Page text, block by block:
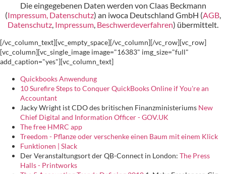
Die eingegebenen Daten werden von Claas Beckmann
(Impressum, Datenschutz) an iwoca Deutschland GmbH (AGB,
Datenschutz, Impressum, Beschwerdeverfahren) übermittelt.
[/vc_column_text][vc_empty_space][/vc_column][/vc_row][vc_row]
[vc_column][vc_single_image image="16383" img_size="full"
add_caption="yes"][vc_column_text]
Quickbooks Anwendung
10 Surefire Steps to Conquer QuickBooks Online if You're an
Accountant
Jacky Wright ist CDO des britischen Finanzministeriums New
Chief Digital and Information Officer - GOV.UK
The free HMRC app
Treedom - Pflanze oder verschenke einen Baum mit einem Klick
Funktionen | Slack
Der Veranstaltungsort der QB-Connect in London: The Press
Halls - Printworks